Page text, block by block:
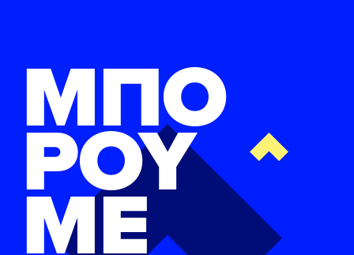
ΜΠΟ
ΡΟΥ
ΜΕ